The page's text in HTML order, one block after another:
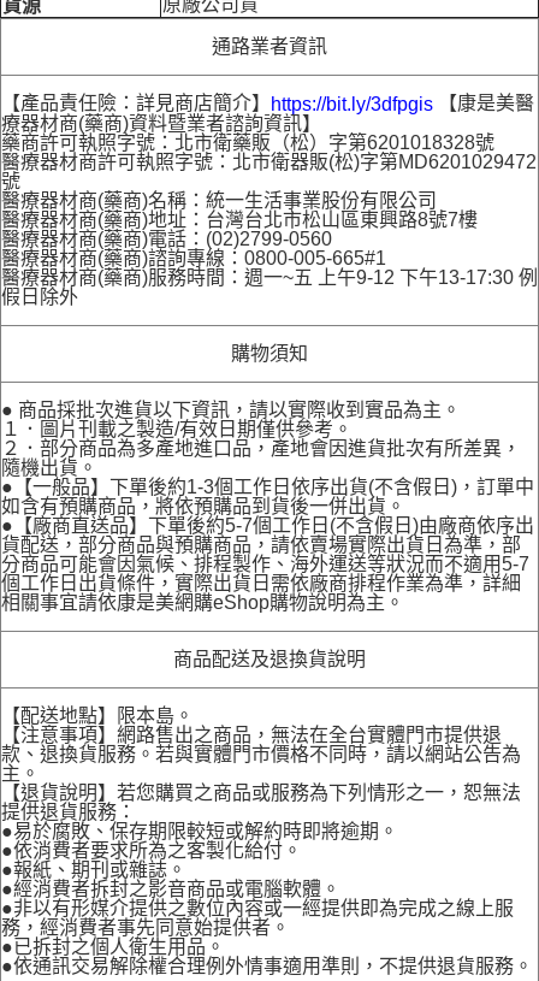
貨源 原廠公司貨
通路業者資訊
【產品責任險：詳見商店簡介】 https://bit.ly/3dfpgis 【康是美醫
療器材商(藥商)資料暨業者諮詢資訊】
藥商許可執照字號：北市衛藥販（松）字第6201018328號
醫療器材商許可執照字號：北市衛器販(松)字第MD6201029472
號
醫療器材商(藥商)名稱：統一生活事業股份有限公司
醫療器材商(藥商)地址：台灣台北市松山區東興路8號7樓
醫療器材商(藥商)電話：(02)2799-0560
醫療器材商(藥商)諮詢專線：0800-005-665#1
醫療器材商(藥商)服務時間：週一~五 上午9-12 下午13-17:30 例
假日除外
購物須知
● 商品採批次進貨以下資訊，請以實際收到實品為主。
１．圖片刊載之製造/有效日期僅供參考。
２．部分商品為多產地進口品，產地會因進貨批次有所差異，
隨機出貨。
●【一般品】下單後約1-3個工作日依序出貨(不含假日)，訂單中
如含有預購商品，將依預購品到貨後一併出貨。
●【廠商直送品】下單後約5-7個工作日(不含假日)由廠商依序出
貨配送，部分商品與預購商品，請依賣場實際出貨日為準，部
分商品可能會因氣候、排程製作、海外運送等狀況而不適用5-7
個工作日出貨條件，實際出貨日需依廠商排程作業為準，詳細
相關事宜請依康是美網購eShop購物說明為主。
商品配送及退換貨說明
【配送地點】限本島。
【注意事項】網路售出之商品，無法在全台實體門市提供退
款、退換貨服務。若與實體門市價格不同時，請以網站公告為
主。
【退貨說明】若您購買之商品或服務為下列情形之一，恕無法
提供退貨服務：
●易於腐敗、保存期限較短或解約時即將逾期。
●依消費者要求所為之客製化給付。
●報紙、期刊或雜誌。
●經消費者拆封之影音商品或電腦軟體。
●非以有形媒介提供之數位內容或一經提供即為完成之線上服
務，經消費者事先同意始提供者。
●已拆封之個人衛生用品。
●依通訊交易解除權合理例外情事適用準則，不提供退貨服務。